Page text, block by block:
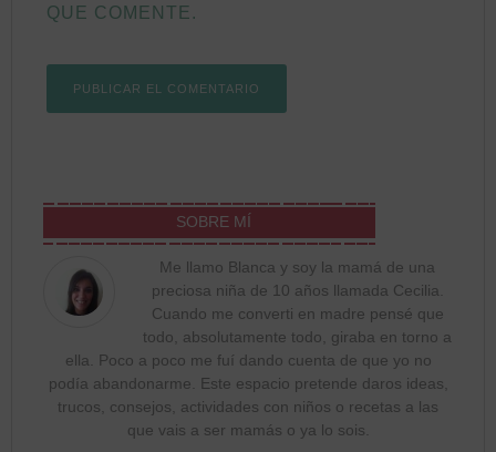
QUE COMENTE.
SOBRE MÍ
Me llamo Blanca y soy la mamá de una
preciosa niña de 10 años llamada Cecilia.
Cuando me converti en madre pensé que
todo, absolutamente todo, giraba en torno a
ella. Poco a poco me fuí dando cuenta de que yo no
podía abandonarme. Este espacio pretende daros ideas,
trucos, consejos, actividades con niños o recetas a las
que vais a ser mamás o ya lo sois.